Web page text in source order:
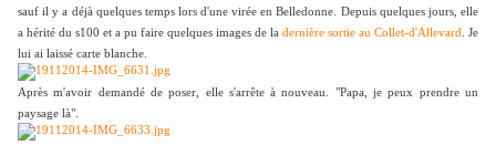
sauf il y a déjà quelques temps lors d'une virée en Belledonne. Depuis quelques jours, elle
a hérité du s100 et a pu faire quelques images de la dernière sortie au Collet-d'Allevard
. Je
lui ai laissé carte blanche.
Après m'avoir demandé de poser, elle s'arrête à nouveau. "Papa, je peux prendre un
paysage là".